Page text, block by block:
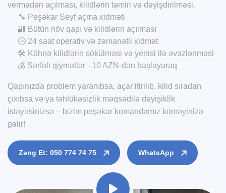
vermədən açılması, kilidlərin təmiri və dəyişdirilməsi.
🔧 Peşəkar Seyf açma xidməti
🔐 Bütün növ qapı və kilidlərin açılması
🕒 24 saat operativ və zəmanətli xidmət
🛠️ Köhnə kilidlərin sökülməsi və yenisi ilə əvəzlənməsi
💰 Sərfəli qiymətlər - 10 AZN-dən başlayaraq
Qapınızda problem yaranıbsa, açar itirilib, kilid sıradan
çıxıbsa və ya təhlükəsizlik məqsədilə dəyişiklik
istəyirsinizsə – bizim peşəkar komandamız köməyinizə
gəlir!
Zəng Et: 050 774 74 75 WhatsApp